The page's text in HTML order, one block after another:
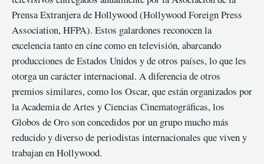
Prensa Extranjera de Hollywood (Hollywood Foreign Press
Association, HFPA). Estos galardones reconocen la
excelencia tanto en cine como en televisión, abarcando
producciones de Estados Unidos y de otros países, lo que les
otorga un carácter internacional. A diferencia de otros
premios similares, como los Oscar, que están organizados por
la Academia de Artes y Ciencias Cinematográficas, los
Globos de Oro son concedidos por un grupo mucho más
reducido y diverso de periodistas internacionales que viven y
trabajan en Hollywood.